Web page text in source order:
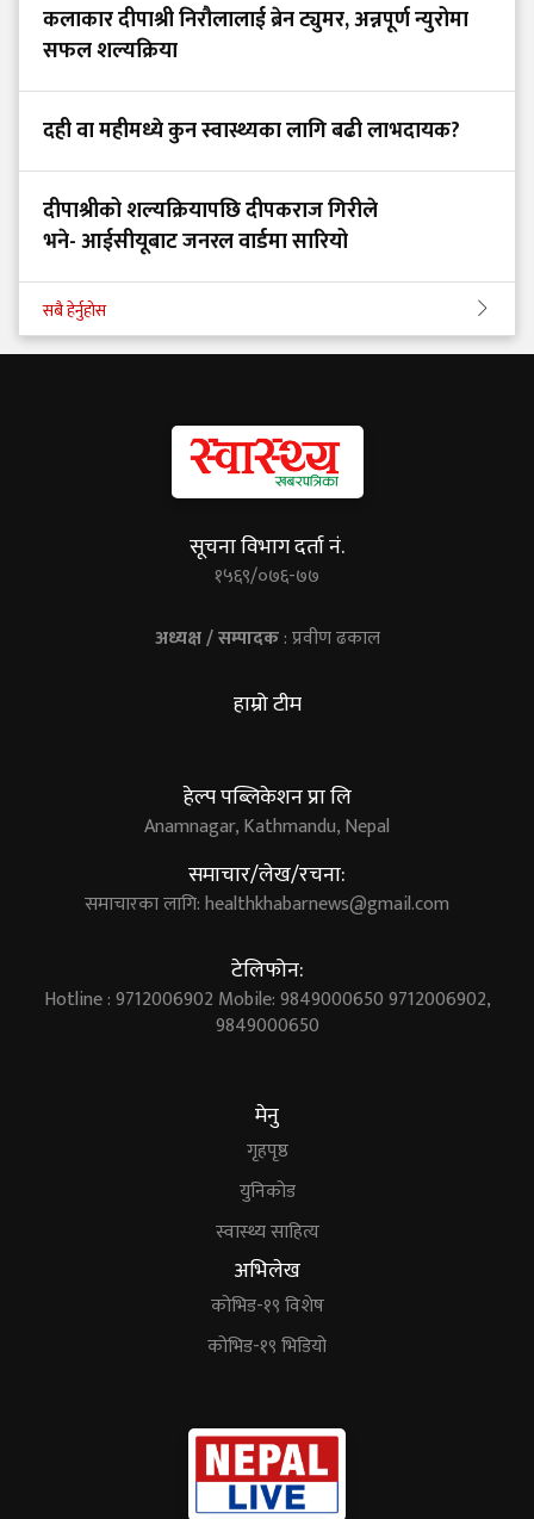
कलाकार दीपाश्री निरौलालाई ब्रेन ट्युमर, अन्नपूर्ण न्युरोमा
सफल शल्यक्रिया
दही वा महीमध्ये कुन स्वास्थ्यका लागि बढी लाभदायक?
दीपाश्रीको शल्यक्रियापछि दीपकराज गिरीले
भने- आईसीयूबाट जनरल वार्डमा सारियो
सबै हेर्नुहोस
सूचना विभाग दर्ता नं.
१५६९/०७६-७७
अध्यक्ष / सम्पादक: प्रवीण ढकाल
हाम्रो टीम
हेल्प पब्लिकेशन प्रा लि
Anamnagar, Kathmandu, Nepal
समाचार/लेख/रचना:
समाचारका लागि:healthkhabarnews@gmail.com
टेलिफोन:
Hotline : 9712006902 Mobile: 9849000650 9712006902,
9849000650
मेनु
गृहपृष्ठ
युनिकोड
स्वास्थ्य साहित्य
अभिलेख
कोभिड-१९ विशेष
कोभिड-१९ भिडियो